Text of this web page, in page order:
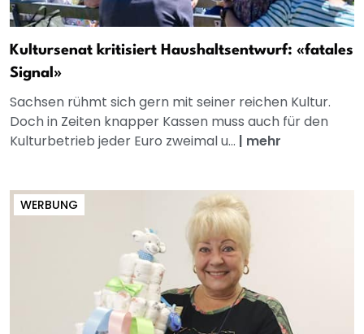
Kultursenat kritisiert Haushaltsentwurf: «fatales
Signal»
Sachsen rühmt sich gern mit seiner reichen Kultur.
Doch in Zeiten knapper Kassen muss auch für den
Kulturbetrieb jeder Euro zweimal u... | mehr
WERBUNG